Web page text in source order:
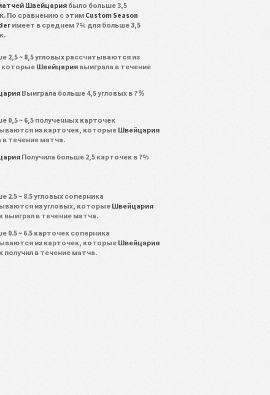
Швейцариябыло больше 3,5
По сравнению с этим Custom Season
имеет в среднем ?% для больше 3,5
2,5 ~ 8,5 угловых рассчитываются из
которые Швейцария выиграла в течение
Выиграла больше 4,5 угловых в ?％
0,5 ~ 6,5 полученных карточек
из карточек, которые Швейцария
в течение матча.
Получила больше 2,5 карточек в ?%
2.5 ~ 8.5 угловых соперника
из угловых, которыеШвейцария
выиграл в течение матча.
0.5 ~ 6.5 карточек соперника
из карточек, которые Швейцария
получил в течение матча.